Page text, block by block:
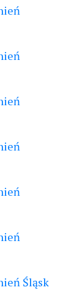
Śląsk